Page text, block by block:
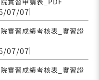
07/07
實習成績考核表_實習證
07/07
實習成績考核表_實習證